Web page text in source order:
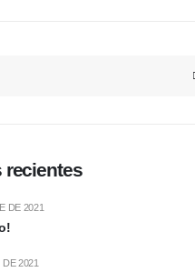
recientes
DE 2021
2021